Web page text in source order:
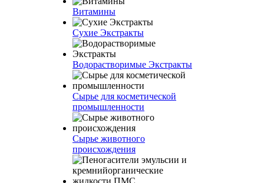
Витамины
Сухие Экстракты
Водорастворимые Экстракты
Сырье для косметической
промышленности
Сырье животного
происхождения